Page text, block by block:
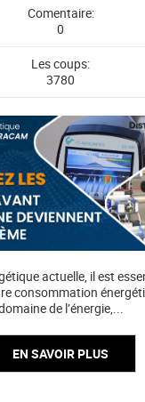
Comentaire:
0
Les coups:
3780
actuelle, il est
consommation
de l’énergie,...
EN SAVOIR PLUS